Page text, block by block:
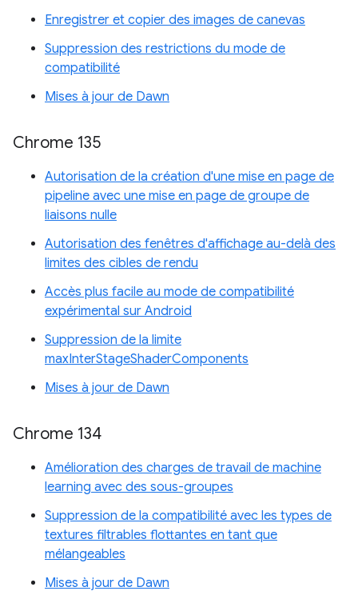
Enregistrer et copier des images de canevas
Suppression des restrictions du mode de
compatibilité
Mises à jour de Dawn
Chrome 135
Autorisation de la création d'une mise en page de
pipeline avec une mise en page de groupe de
liaisons nulle
Autorisation des fenêtres d'affichage au-delà des
limites des cibles de rendu
Accès plus facile au mode de compatibilité
expérimental sur Android
Suppression de la limite
maxInterStageShaderComponents
Mises à jour de Dawn
Chrome 134
Amélioration des charges de travail de machine
learning avec des sous-groupes
Suppression de la compatibilité avec les types de
textures filtrables flottantes en tant que
mélangeables
Mises à jour de Dawn